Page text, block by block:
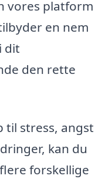
vores platform
en nem
dit
den rette
til stress, angst
kan du
forskellige